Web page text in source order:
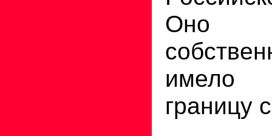
Оно
имело
границу